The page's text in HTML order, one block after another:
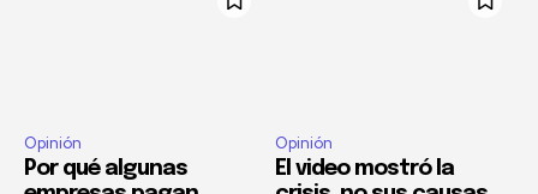
Opinión
Por qué algunas
Opinión
El video mostró la